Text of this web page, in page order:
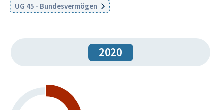
UG 45 - Bundesvermögen
2020